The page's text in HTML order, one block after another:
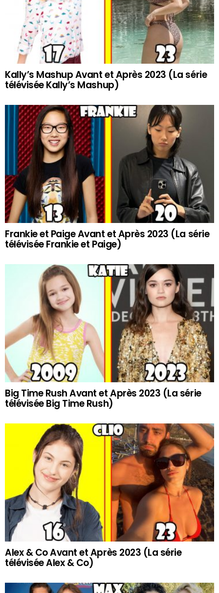
Kally’s Mashup Avant et Après 2023 (La série
télévisée Kally’s Mashup)
Frankie et Paige Avant et Après 2023 (La série
télévisée Frankie et Paige)
Big Time Rush Avant et Après 2023 (La série
télévisée Big Time Rush)
Alex & Co Avant et Après 2023 (La série
télévisée Alex & Co)